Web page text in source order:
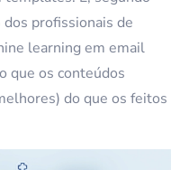
dos profissionais de
learning em email
que os conteúdos
do que os feitos